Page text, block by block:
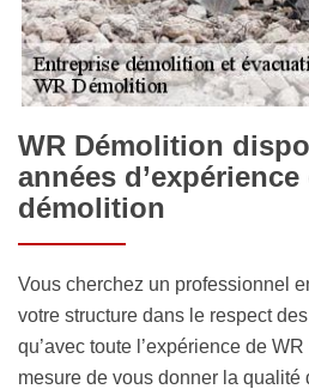
WR Démolition
années
démolition
Vous cherchez un professionnel
votre structure dans le respect
qu’avec toute l’expérience de
mesure de vous donner la qualité